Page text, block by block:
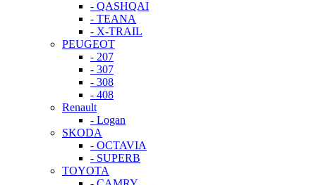
- QASHQAI
- TEANA
- X-TRAIL
PEUGEOT
- 207
- 307
- 308
- 408
Renault
- Logan
SKODA
- OCTAVIA
- SUPERB
TOYOTA